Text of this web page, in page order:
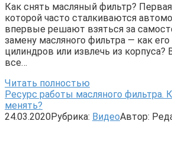
Как снять масляный фильтр?
которой часто сталкиваются
впервые решают взяться за
замену масляного фильтра — как
цилиндров или извлечь из корпуса?
все…
Читать полностью
Ресурс работы масляного фильтра.
менять?
24.03.2020Рубрика: ВидеоАвтор: